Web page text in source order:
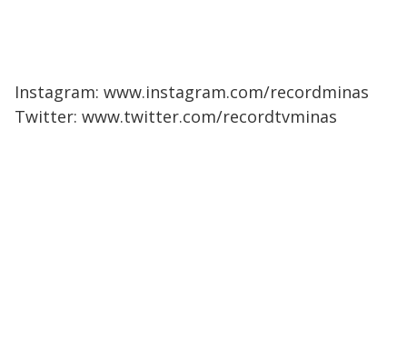
Instagram: www.instagram.com/recordminas
Twitter: www.twitter.com/recordtvminas